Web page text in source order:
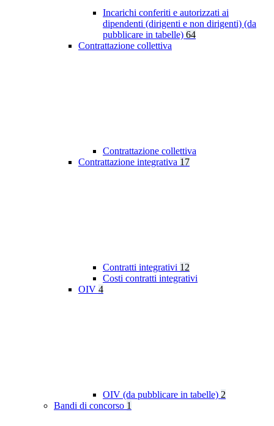
Incarichi conferiti e autorizzati ai
dipendenti (dirigenti e non dirigenti) (da
pubblicare in tabelle) 64
Contrattazione collettiva
Contrattazione collettiva
Contrattazione integrativa 17
Contratti integrativi 12
Costi contratti integrativi
OIV 4
OIV (da pubblicare in tabelle) 2
Bandi di concorso 1